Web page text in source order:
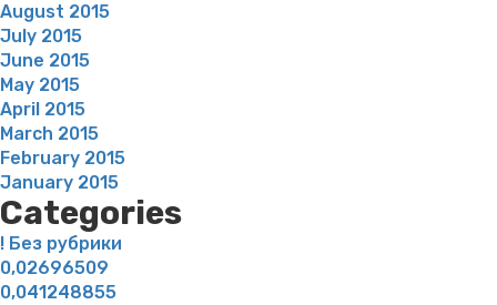
August 2015
July 2015
June 2015
May 2015
April 2015
March 2015
February 2015
January 2015
Categories
! Без рубрики
0,02696509
0,041248855